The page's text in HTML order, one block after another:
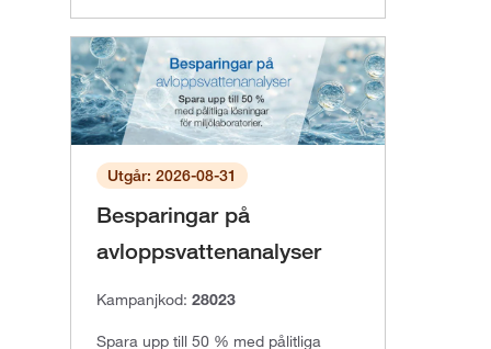
Utgår: 2026-08-31
Besparingar på
avloppsvattenanalyser
Kampanjkod: 28023
Spara upp till 50 % med pålitliga